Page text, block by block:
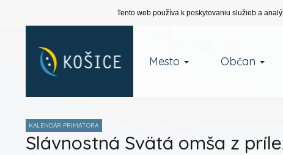
Tento web používa k poskytovaniu služieb a
Mesto Občan
KALENDÁR PRIMÁTORA
Slávnostná Svätá omša z